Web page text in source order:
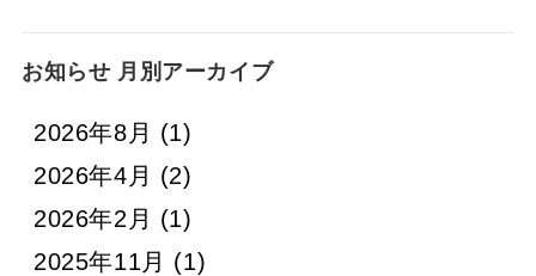
お知らせ 月別アーカイブ
2026年8月 (1)
2026年4月 (2)
2026年2月 (1)
2025年11月 (1)